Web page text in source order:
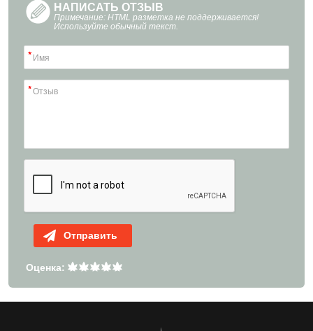
НАПИСАТЬ ОТЗЫВ
Примечание: HTML разметка не поддерживается!
Используйте обычный текст.
Отправить
Оценка: